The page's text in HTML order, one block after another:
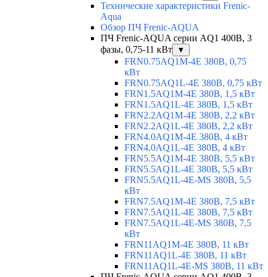
Технические характеристики Frenic-
Aqua
Обзор ПЧ Frenic-AQUA
ПЧ Frenic-AQUA серии AQ1 400В, 3
фазы, 0,75-11 кВт
▼
FRN0.75AQ1M-4E 380В, 0,75
кВт
FRN0.75AQ1L-4E 380В, 0,75 кВт
FRN1.5AQ1M-4E 380В, 1,5 кВт
FRN1.5AQ1L-4E 380В, 1,5 кВт
FRN2.2AQ1M-4E 380В, 2,2 кВт
FRN2.2AQ1L-4E 380В, 2,2 кВт
FRN4.0AQ1M-4E 380В, 4 кВт
FRN4.0AQ1L-4E 380В, 4 кВт
FRN5.5AQ1M-4E 380В, 5,5 кВт
FRN5.5AQ1L-4E 380В, 5,5 кВт
FRN5.5AQ1L-4E-MS 380В, 5,5
кВт
FRN7.5AQ1M-4E 380В, 7,5 кВт
FRN7.5AQ1L-4E 380В, 7,5 кВт
FRN7.5AQ1L-4E-MS 380В, 7,5
кВт
FRN11AQ1M-4E 380В, 11 кВт
FRN11AQ1L-4E 380В, 11 кВт
FRN11AQ1L-4E-MS 380В, 11 кВт